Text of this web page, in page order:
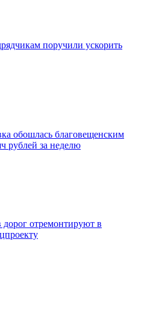
поручили ускорить
обошлась благовещенским
рублей за неделю
отремонтируют в